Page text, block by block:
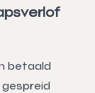
betaald